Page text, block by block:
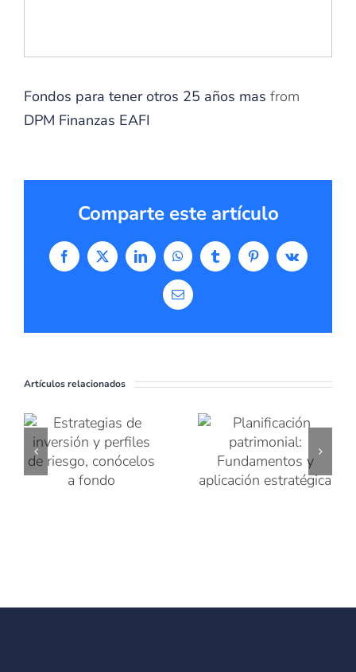
Fondos para tener otros 25 años mas from
DPM Finanzas EAFI
Comparte este artículo
Facebook
X LinkedInWhatsAppTumblrPinterestVk
Correo
electrónico
Artículos relacionados